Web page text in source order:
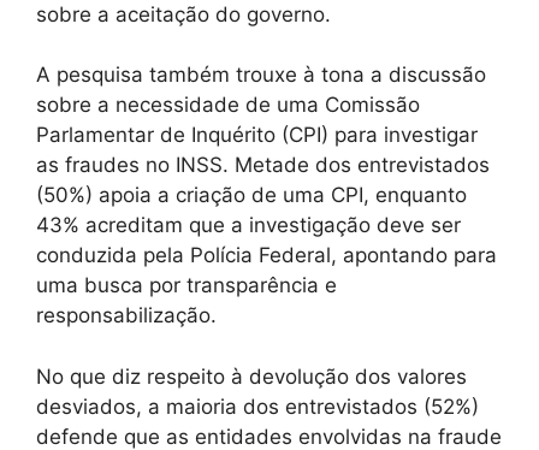
sobre a aceitação do governo.
A pesquisa também trouxe à tona a discussão
sobre a necessidade de uma Comissão
Parlamentar de Inquérito (CPI) para investigar
as fraudes no INSS. Metade dos entrevistados
(50%) apoia a criação de uma CPI, enquanto
43% acreditam que a investigação deve ser
conduzida pela Polícia Federal, apontando para
uma busca por transparência e
responsabilização.
No que diz respeito à devolução dos valores
desviados, a maioria dos entrevistados (52%)
defende que as entidades envolvidas na fraude